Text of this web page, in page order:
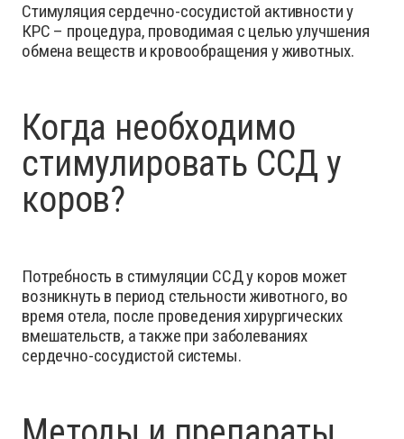
Стимуляция сердечно-сосудистой активности у
КРС – процедура, проводимая с целью улучшения
обмена веществ и кровообращения у животных.
Когда необходимо
стимулировать ССД у
коров?
Потребность в стимуляции ССД у коров может
возникнуть в период стельности животного, во
время отела, после проведения хирургических
вмешательств, а также при заболеваниях
сердечно-сосудистой системы.